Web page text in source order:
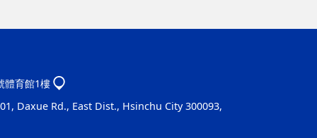
體育館1樓
Daxue Rd., East Dist., Hsinchu City 300093,